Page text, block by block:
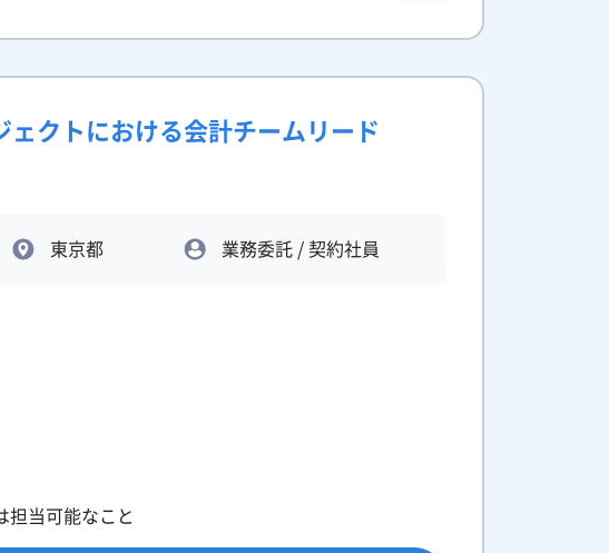
ェクトにおける会計チームリード
東京都 業務委託 / 契約社員
担当可能なこと